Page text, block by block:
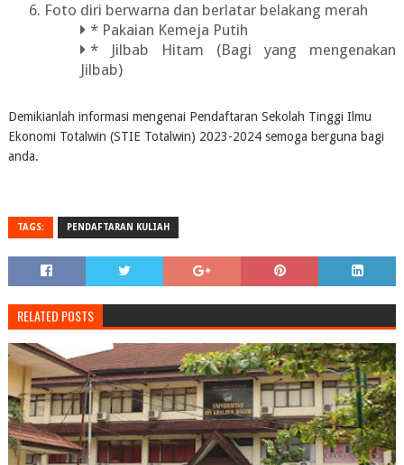
Foto diri berwarna dan berlatar belakang merah
* Pakaian Kemeja Putih
* Jilbab Hitam (Bagi yang mengenakan
Jilbab)
Demikianlah informasi mengenai Pendaftaran Sekolah Tinggi Ilmu
Ekonomi Totalwin (STIE Totalwin) 2023-2024 semoga berguna bagi
anda.
TAGS: PENDAFTARAN KULIAH
RELATED POSTS